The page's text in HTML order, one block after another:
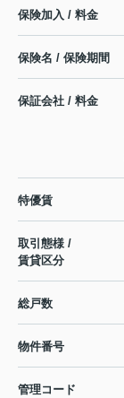
保険加入 / 料金
保険名 / 保険期間
保証会社 / 料金
特優賃
取引態様 /
賃貸区分
総戸数
物件番号
管理コード